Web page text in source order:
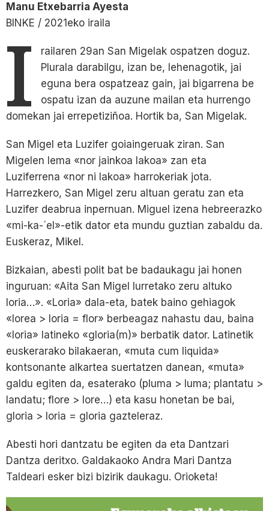
Manu Etxebarria Ayesta
BINKE / 2021eko iraila
I
railaren 29an San Migelak ospatzen doguz.
Plurala darabilgu, izan be, lehenagotik, jai
eguna bera ospatzeaz gain, jai bigarrena be
ospatu izan da auzune mailan eta hurrengo
domekan jai errepetiziñoa. Hortik ba, San Migelak.
San Migel eta Luzifer goiaingeruak ziran. San
Migelen lema «nor jainkoa lakoa» zan eta
Luziferrena «nor ni lakoa» harrokeriak jota.
Harrezkero, San Migel zeru altuan geratu zan eta
Luzifer deabrua inpernuan. Miguel izena hebreerazko
«mi-ka-´el»-etik dator eta mundu guztian zabaldu da.
Euskeraz, Mikel.
Bizkaian, abesti polit bat be badaukagu jai honen
inguruan: «Aita San Migel Iurretako zeru altuko
loria…». «Loria» dala-eta, batek baino gehiagok
«lorea > loria = flor» berbeagaz nahastu dau, baina
«loria» latineko «gloria(m)» berbatik dator. Latinetik
euskerarako bilakaeran, «muta cum liquida»
kontsonante alkartea suertatzen danean, «muta»
galdu egiten da, esaterako (pluma > luma; plantatu >
landatu; flore > lore…) eta kasu honetan be bai,
gloria > loria = gloria gazteleraz.
Abesti hori dantzatu be egiten da eta Dantzari
Dantza deritxo. Galdakaoko Andra Mari Dantza
Taldeari esker bizi bizirik daukagu. Orioketa!